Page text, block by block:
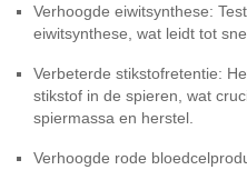
Verhoogde eiwitsynthese:
eiwitsynthese, wat leidt tot
Verbeterde stikstofretentie:
stikstof in de spieren, wat
spiermassa en herstel.
Verhoogde rode